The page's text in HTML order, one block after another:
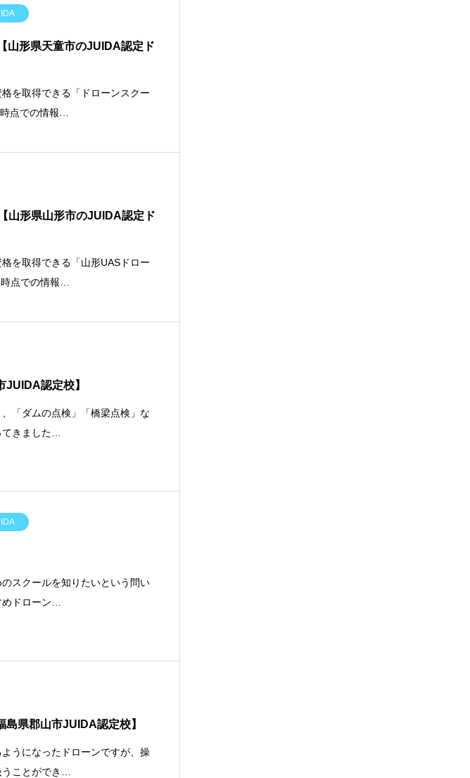
山形県天童市のJUIDA認定ド
を取得できる「ドローンスクー
点での情報…
山形県山形市のJUIDA認定ド
を取得できる「山形UASドロー
点での情報…
認定校】
「ダムの点検」「橋梁点検」な
きました…
スクールを知りたいという問い
ドローン…
県郡山市JUIDA認定校】
うになったドローンですが、操
ことができ…